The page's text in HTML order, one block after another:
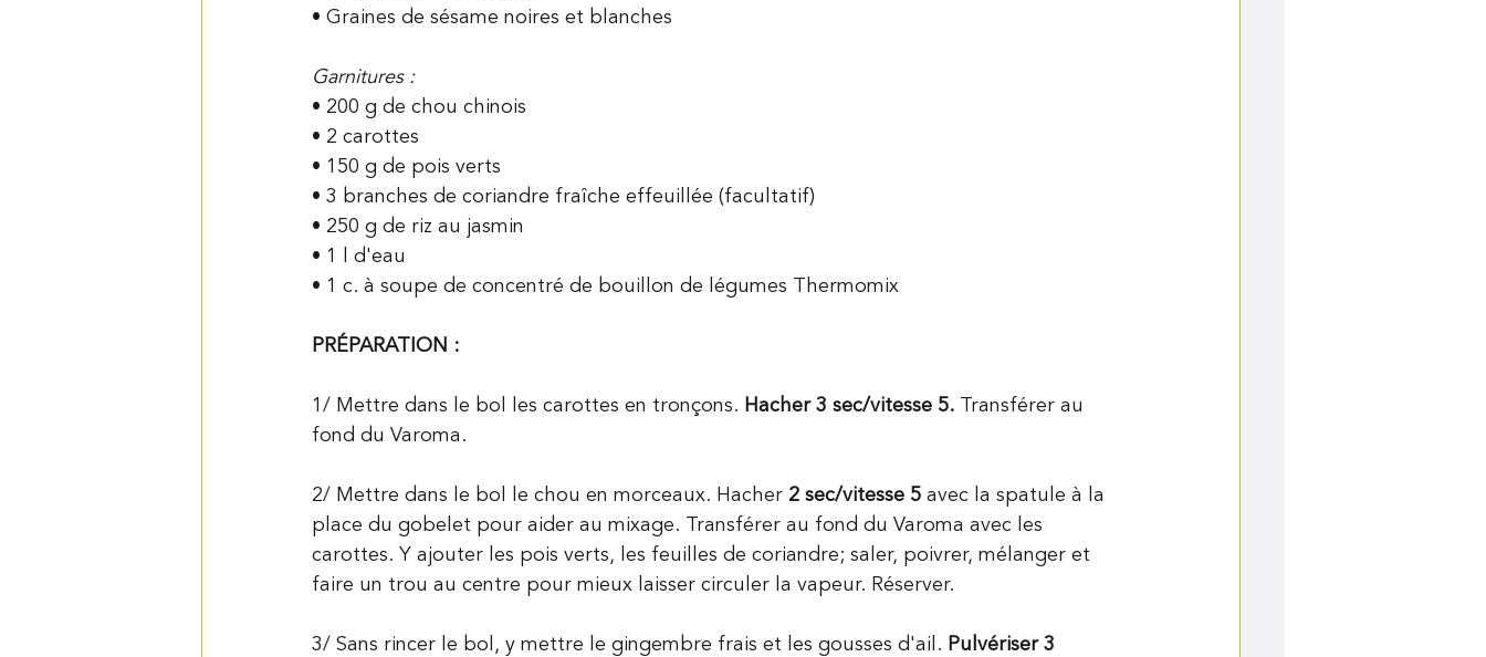
• Graines de sésame noires et blanches
Garnitures :
• 200 g de chou chinois
• 2 carottes
• 150 g de pois verts
• 3 branches de coriandre fraîche effeuillée (facultatif)
• 250 g de riz au jasmin
• 1 l d'eau
• 1 c. à soupe de concentré de bouillon de légumes Thermomix
PRÉPARATION :
1/ Mettre dans le bol les carottes en tronçons. Hacher 3 sec/vitesse 5. Transférer au
fond du Varoma.
2/ Mettre dans le bol le chou en morceaux. Hacher 2 sec/vitesse 5 avec la spatule à la
place du gobelet pour aider au mixage. Transférer au fond du Varoma avec les
carottes. Y ajouter les pois verts, les feuilles de coriandre; saler, poivrer, mélanger et
faire un trou au centre pour mieux laisser circuler la vapeur. Réserver.
3/ Sans rincer le bol, y mettre le gingembre frais et les gousses d'ail. Pulvériser 3